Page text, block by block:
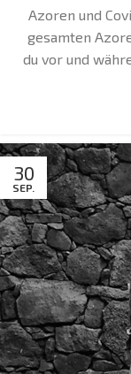
Azoren und
gesamten
du vor und
30
SEP.